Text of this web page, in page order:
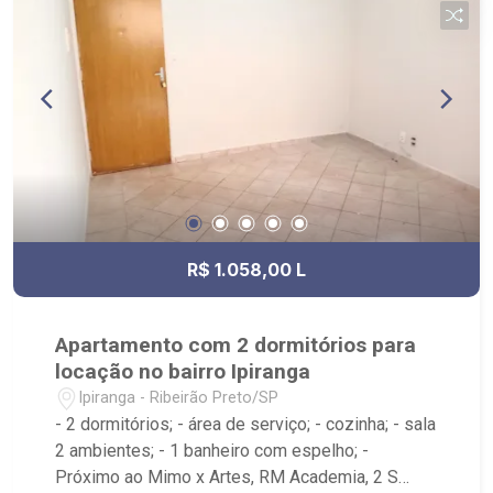
R$ 1.058,00 L
Apartamento com 2 dormitórios para
locação no bairro Ipiranga
Ipiranga - Ribeirão Preto/SP
- 2 dormitórios; - área de serviço; - cozinha; - sala
2 ambientes; - 1 banheiro com espelho; -
Próximo ao Mimo x Artes, RM Academia, 2 S